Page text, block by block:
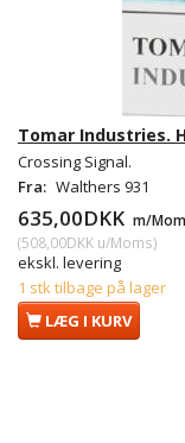
Tomar Industries.
Crossing Signal.
Fra: Walthers 931
635,00DKK m/
(508,00DKK u/Moms)
ekskl. levering
1 stk tilbage på lager
LÆG I KURV